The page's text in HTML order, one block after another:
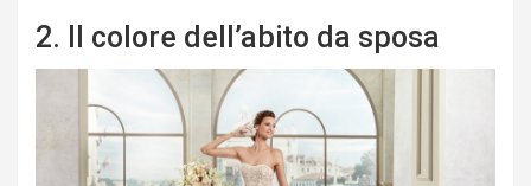
2. Il colore dell’abito da sposa